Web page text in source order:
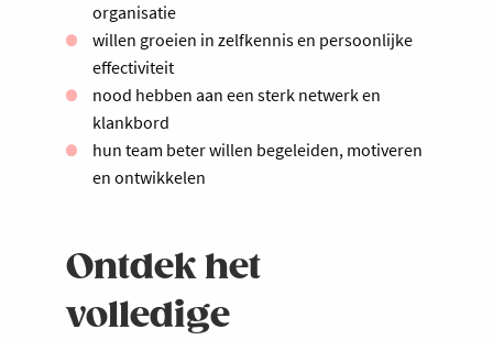
organisatie
willen groeien in zelfkennis en persoonlijke
effectiviteit
nood hebben aan een sterk netwerk en
klankbord
hun team beter willen begeleiden, motiveren
en ontwikkelen
Ontdek het
volledige